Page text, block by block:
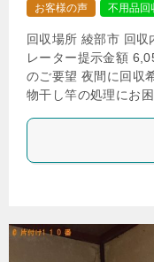
お客様の声
不用品回
回収場所 綾部市 回
レーター提示金額
のご要望 夜間に回収
物干し竿の処理にお